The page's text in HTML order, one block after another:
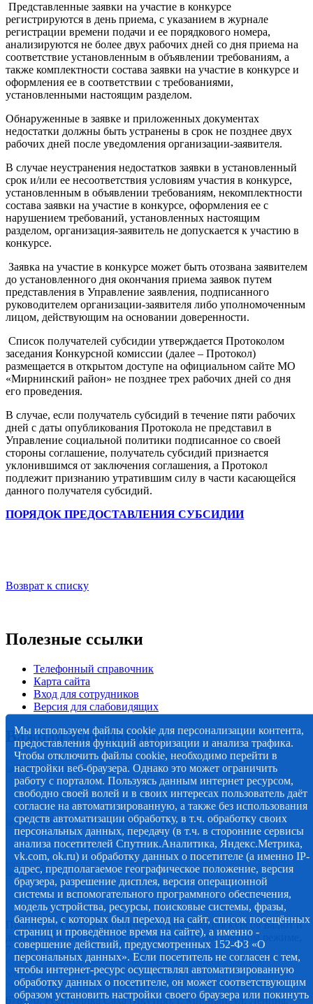
Представленные заявки на участие в конкурсе
регистрируются в день приема, с указанием в журнале
регистрации времени подачи и ее порядкового номера,
анализируются не более двух рабочих дней со дня приема на
соответствие установленным в объявлении требованиям, а
также комплектности состава заявки на участие в конкурсе и
оформления ее в соответствии с требованиями,
установленными настоящим разделом.
Обнаруженные в заявке и приложенных документах
недостатки должны быть устранены в срок не позднее двух
рабочих дней после уведомления организации-заявителя.
В случае неустранения недостатков заявки в установленный
срок и/или ее несоответствия условиям участия в конкурсе,
установленным в объявлении требованиям, некомплектности
состава заявки на участие в конкурсе, оформления ее с
нарушением требований, установленных настоящим
разделом, организация-заявитель не допускается к участию в
конкурсе.
Заявка на участие в конкурсе может быть отозвана заявителем
до установленного дня окончания приема заявок путем
представления в Управление заявления, подписанного
руководителем организации-заявителя либо уполномоченным
лицом, действующим на основании доверенности.
Список получателей субсидии утверждается Протоколом
заседания Конкурсной комиссии (далее – Протокол)
размещается в открытом доступе на официальном сайте МО
«Мирнинский район» не позднее трех рабочих дней со дня
его проведения.
В случае, если получатель субсидий в течение пяти рабочих
дней с даты опубликования Протокола не представил в
Управление социальной политики подписанное со своей
стороны соглашение, получатель субсидий признается
уклонившимся от заключения соглашения, а Протокол
подлежит признанию утратившим силу в части касающейся
данного получателя субсидий.
ПОРЯДОК ПРЕДОСТАВЛЕНИЯ СУБСИДИИ
Возврат к списку
Полезные ссылки
Телефонный справочник
Карта сайта
Вход для сотрудников
Версия для слабовидящих
Важная информация
Прогноз погоды, статистическая информация курсов валют и
данные по коронавирусу, обновляются в постоянном режиме,
7 дней в неделю.
© 2012-2020 Наименование СМИ: алмазный-край.рф.
Учредитель Администрация муниципального образования
"Мирнинский район" РС (Я)
678170, Республика Саха (Якутия), г. Мирный, ул. Ленина,
Мы используем файлы cookie для персонализации контента,
предоставления функций авторизации и анализа трафика.
Чтобы отключить файлы cookie, необходимо перейти в
настройки веб-браузера. Однако это может ограничить
работу с порталом. Пользуясь данным интернет ресурсом,
свободно своей волей и в своих интересах пользователь даёт
согласие на автоматизированную, а также без использования
средств автоматизации обработку, в т.ч. обработку своих
персональных данных, передачу (в т.ч. в сторонние сервисы
анализа посетителей Спутник.Аналитика, Яндекс.Метрика,
vk.com, ok.ru) и обработку данных о посетителе (а именно IP-
адрес, предполагаемое географическое положение, версия
браузера, разрешение дисплея, версия операционной
системы и вспомогательного программного обеспечения,
модель устройства, ресурсы, поисковые системы, фразы,
баннеры, с которых был переход на сайт, список посещённых
страниц и проведённое время на сайте), а именно -
совершение действий, предусмотренных 152-ФЗ «О
персональных данных». Если посетитель не согласен с тем,
чтобы интернет-ресурс осуществлял автоматизированную
обработку данных о посетителе, он может соответствующим
образом установить настройки своего браузера или покинуть